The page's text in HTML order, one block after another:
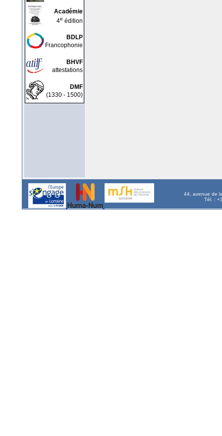
Académie
4e édition
BDLP
Francophonie
BHVF
attestations
DMF
(1330 - 1500)
44, avenue de
Tél. :